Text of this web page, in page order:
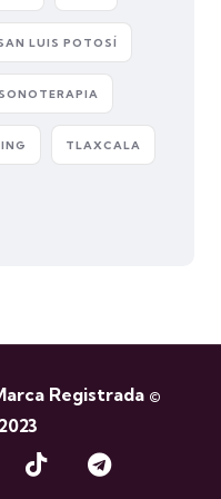
LUIS POTOSÍ
SONOTERAPIA
TLAXCALA
Registrada ©